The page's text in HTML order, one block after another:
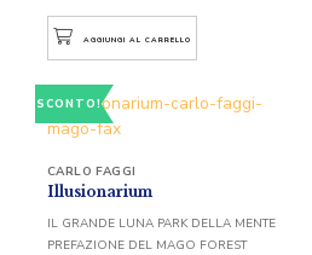
AGGIUNGI AL CARRELLO
SCONTO!
Illusionarium
CARLO FAGGI
IL GRANDE LUNA PARK DELLA MENTE
PREFAZIONE DEL MAGO FOREST